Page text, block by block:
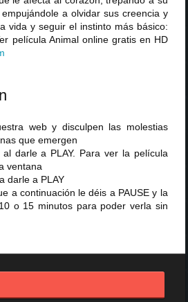
a olvidar sus creencia y
vida y seguir el instinto más básico:
película Animal online gratis en HD
web y disculpen las molestias
que emergen
darle a PLAY. Para ver la película
ventana
darle a PLAY
a continuación le déis a PAUSE y la
o 15 minutos para poder verla sin